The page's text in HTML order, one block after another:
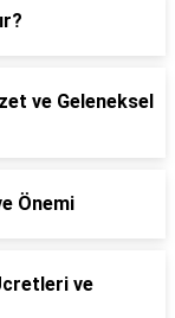
ve Geleneksel
Önemi
ve